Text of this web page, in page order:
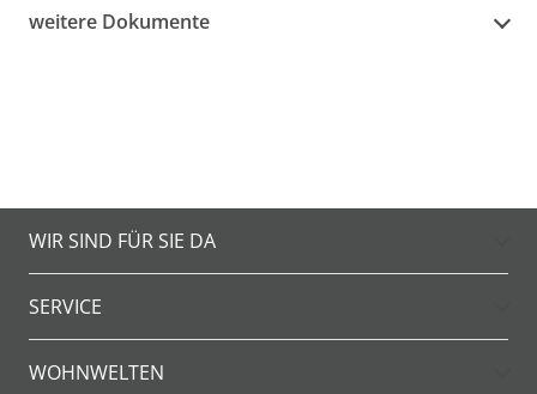
weitere Dokumente
WIR SIND FÜR SIE DA
SERVICE
WOHNWELTEN